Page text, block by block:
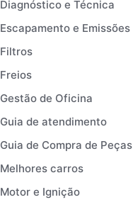
Diagnóstico e Técnica
Escapamento e Emissões
Filtros
Freios
Gestão de Oficina
Guia de atendimento
Guia de Compra de Peças
Melhores carros
Motor e Ignição